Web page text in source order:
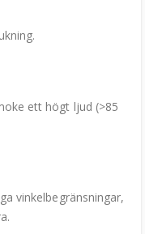
ett högt ljud (>85
vinkelbegränsningar,